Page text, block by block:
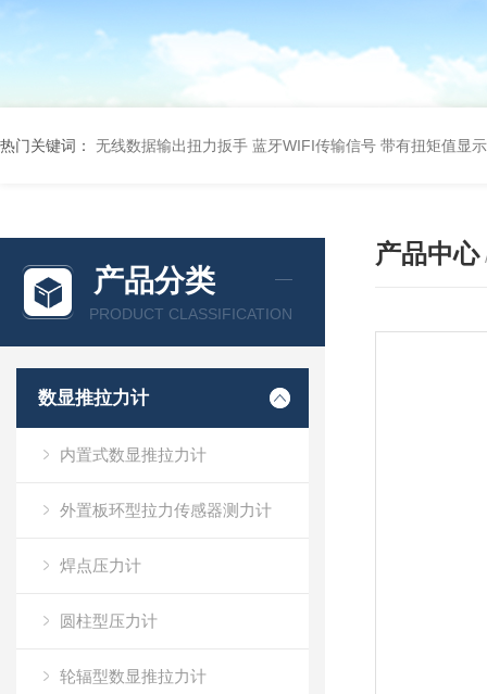
热门关键词： 无线数据输出扭力扳手 蓝牙WIFI传输信号 带有扭矩值显
产品分类
PRODUCT CLASSIFICATION
数显推拉力计
内置式数显推拉力计
外置板环型拉力传感器测力计
焊点压力计
圆柱型压力计
轮辐型数显推拉力计
产品中心